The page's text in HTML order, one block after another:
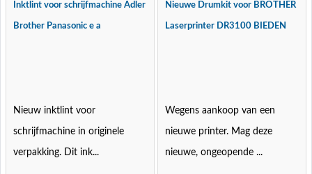
Inktlint voor schrijfmachine Adler
Brother Panasonic e a
Nieuw inktlint voor
schrijfmachine in originele
verpakking. Dit ink...
Nieuwe Drumkit voor BROTHER
Laserprinter DR3100 BIEDEN
Wegens aankoop van een
nieuwe printer. Mag deze
nieuwe, ongeopende ...